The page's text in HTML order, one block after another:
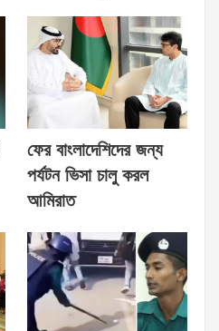
ফের বাংলাদেশিদের জন্য
পর্যটন ভিসা চালু করল
আমিরাত